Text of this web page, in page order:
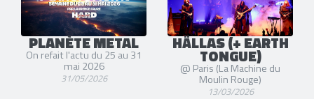
PLANÈTE METAL
On refait l'actu du 25 au 31
mai 2026
31/05/2026
HÄLLAS (+ EARTH
TONGUE)
@ Paris (La Machine du
Moulin Rouge)
13/03/2026